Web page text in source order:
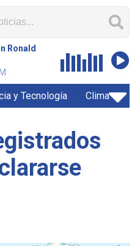
Ronald
y Tecnología Clima